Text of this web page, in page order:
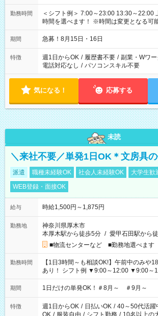
勤務時間
＜シフト例＞ 7:00～23:00 13:30～22:00 上記の時間から好きな
時間を選べます！ ※時間は変更となる可
期間 急募！8月15日・16日
特徴 週1日からOK / 履歴書不要 / 副業・Wワ
電話対応なし / パソコンスキル不要
気になる！ 応募する
未読
＼来社不要／単発1日OK＊文房具
派遣 職種未経験OK 社会人未経験OK 大学生歓
WEB登録・面接OK
給与 時給1,500円～1,875円
勤務地
神奈川県厚木市
本厚木駅から徒歩5分 / 愛甲石田駅から
■物流センターなど ■勤務地選べます
勤務時間
【1日3時間～も相談OK!】午前中のみや
あり！ シフト例 ▼9:00～12:00 ▼9:00～
▼18:00～21:00
期間 1日だけの単発OK！＃8月～ ＃9月～
特徴 週1日からOK / 日払いOK / 40～50代活躍
OK / 服装自由 / シフト勤務 / 10名以上の